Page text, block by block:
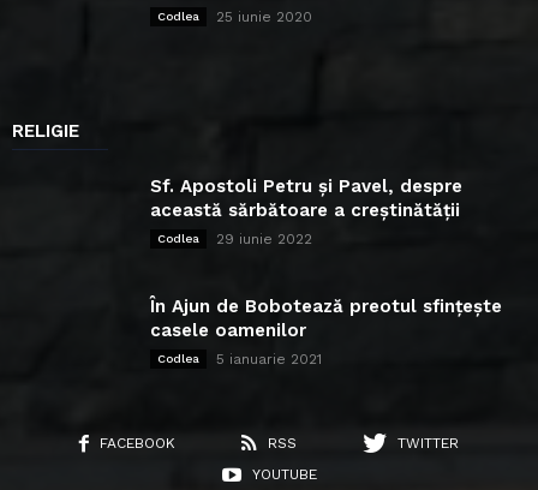
Codlea 25 iunie 2020
RELIGIE
Sf. Apostoli Petru și Pavel, despre
această sărbătoare a creștinătății
Codlea 29 iunie 2022
În Ajun de Bobotează preotul sfințește
casele oamenilor
Codlea 5 ianuarie 2021
FACEBOOK RSS
TWITTER
YOUTUBE